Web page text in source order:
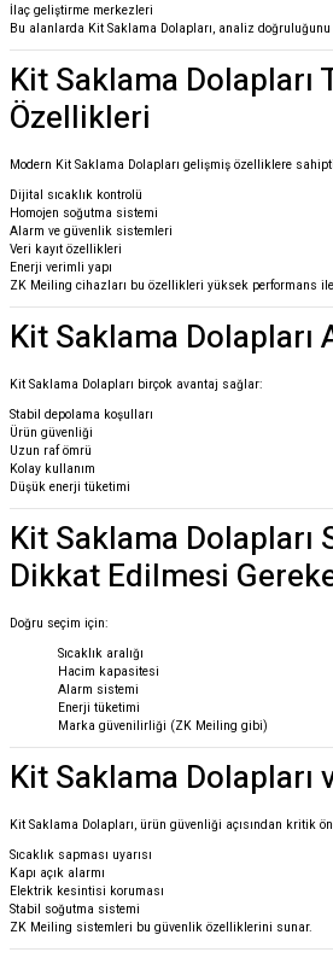
İlaç geliştirme merkezleri
Bu alanlarda Kit Saklama Dolapları, analiz doğruluğunu
Kit Saklama Dolapları
Özellikleri
Modern Kit Saklama Dolapları gelişmiş özelliklere
Dijital sıcaklık kontrolü
Homojen soğutma sistemi
Alarm ve güvenlik sistemleri
Veri kayıt özellikleri
Enerji verimli yapı
ZK Meiling cihazları bu özellikleri yüksek performans
Kit Saklama Dolapları
Kit Saklama Dolapları birçok avantaj sağlar:
Stabil depolama koşulları
Ürün güvenliği
Uzun raf ömrü
Kolay kullanım
Düşük enerji tüketimi
Kit Saklama Dolapları
Dikkat Edilmesi
Doğru seçim için:
Sıcaklık aralığı
Hacim kapasitesi
Alarm sistemi
Enerji tüketimi
Marka güvenilirliği (ZK Meiling gibi)
Kit Saklama Dolapları
Kit Saklama Dolapları, ürün güvenliği açısından kritik
Sıcaklık sapması uyarısı
Kapı açık alarmı
Elektrik kesintisi koruması
Stabil soğutma sistemi
ZK Meiling sistemleri bu güvenlik özelliklerini sunar.